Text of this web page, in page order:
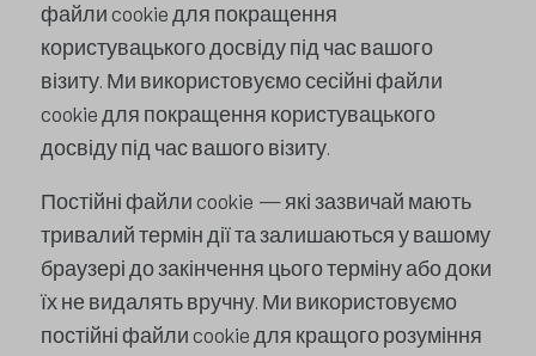
файли cookie для покращення
користувацького досвіду під час вашого
візиту. Ми використовуємо сесійні файли
cookie для покращення користувацького
досвіду під час вашого візиту.
Постійні файли cookie — які зазвичай мають
тривалий термін дії та залишаються у вашому
браузері до закінчення цього терміну або доки
їх не видалять вручну. Ми використовуємо
постійні файли cookie для кращого розуміння